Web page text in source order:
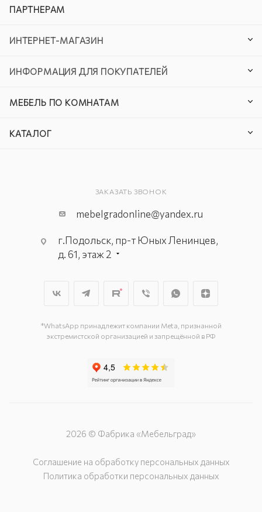
ПАРТНЕРАМ
ИНТЕРНЕТ-МАГАЗИН
ИНФОРМАЦИЯ ДЛЯ ПОКУПАТЕЛЕЙ
МЕБЕЛЬ ПО КОМНАТАМ
КАТАЛОГ
ЗАКАЗАТЬ ЗВОНОК
mebelgradonline@yandex.ru
г.Подольск, пр-т Юных Ленинцев,
д. 61, этаж 2
г. Подольск, ул. Станционная, д. 11
*WhatsApp принадлежит компании Meta, признанной
экстремистской организацией и запрещённой в РФ
2026 © Фабрика «Мебельград»
Соглашение на обработку персональных данных
Политика обработки персональных данных